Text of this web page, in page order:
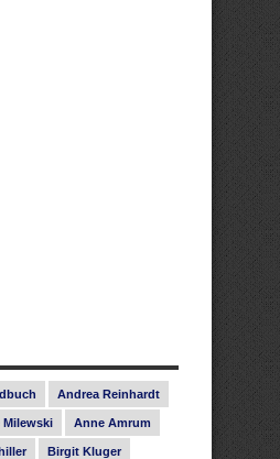
Andrea Reinhardt
Milewski Anne Amrum
Birgit Kluger